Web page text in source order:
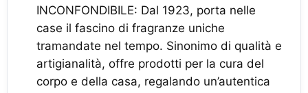
INCONFONDIBILE: Dal 1923, porta nelle
case il fascino di fragranze uniche
tramandate nel tempo. Sinonimo di qualità e
artigianalità, offre prodotti per la cura del
corpo e della casa, regalando un’autentica